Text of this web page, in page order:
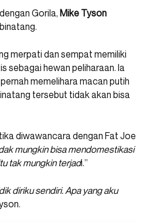
Gorila, Mike Tyson
merpati dan sempat memiliki
sebagai hewan peliharaan. Ia
memelihara macan putih
tersebut tidak akan bisa
diwawancara dengan Fat Joe
mungkin bisa mendomestikasi
tak mungkin terjadi.”
diriku sendiri. Apa yang aku